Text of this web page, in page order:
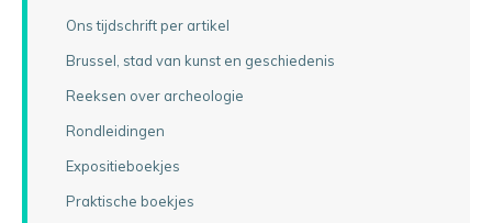
Ons tijdschrift per artikel
Brussel, stad van kunst en geschiedenis
Reeksen over archeologie
Rondleidingen
Expositieboekjes
Praktische boekjes